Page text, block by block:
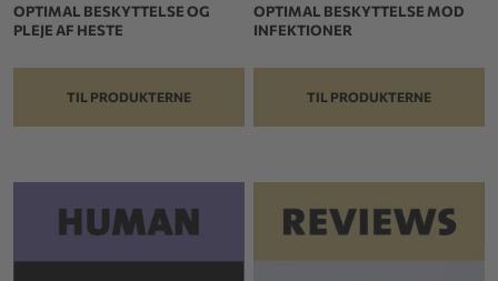
OPTIMAL BESKYTTELSE OG
PLEJE AF HESTE
TIL PRODUKTERNE
OPTIMAL BESKYTTELSE MOD
INFEKTIONER
TIL PRODUKTERNE